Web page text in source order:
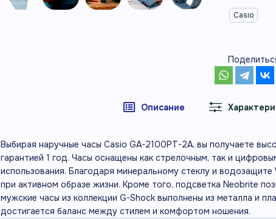
Casio
Описание
Выбирая наручные часы Casio GA-2100PT-2A, вы получаете
гарантией 1 год. Часы оснащены как стрелочным, так и
использования. Благодаря минеральному стеклу и
при активном образе жизни. Кроме того, подсветка Neobrite
мужские часы из коллекции G-Shock выполнены из металла и
достигается баланс между стилем и комфортом ношения.